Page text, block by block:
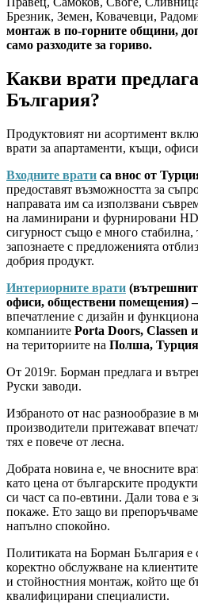
Брезник, Земен, Ковачевци,
монтаж в по-горните общини,
само разходите за гориво.
Какви врати
България?
Продуктовият ни асортимент
врати за апартаменти, къщи,
Входните врати са внос от
предоставят възможността за
направата им са използвани
на ламинирани и фурнировани
сигурност също е много стабилна,
запознаете с предложенията
добрия продукт.
Интериорните врати
офиси, обществени помещения)
впечатление с дизайн и
компаниите Porta Doors, Classen
на териториите на Полша,
От 2019г. Борман предлага и
Руски заводи.
Избраното от нас разнообразие в
производители притежават
тях е повече от лесна.
Добрата новина е, че вносните
като цена от българските
си част са по-евтини. Дали това е
покаже. Ето защо ви
напълно спокойно.
Политиката на Борман България е
коректно обслужване на
и стойностния монтаж, който ще
квалифицирани специалисти.